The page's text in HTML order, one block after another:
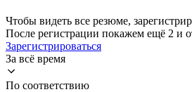
Чтобы видеть все резюме,
После регистрации покажем ещё 2 и
Зарегистрироваться
За всё время
По соответствию